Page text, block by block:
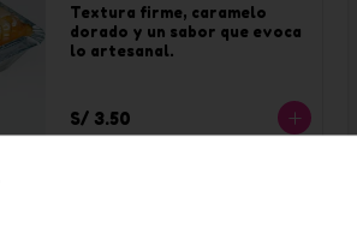
Textura firme, caramelo
dorado y un sabor que evoca
lo artesanal.
S/ 3.50